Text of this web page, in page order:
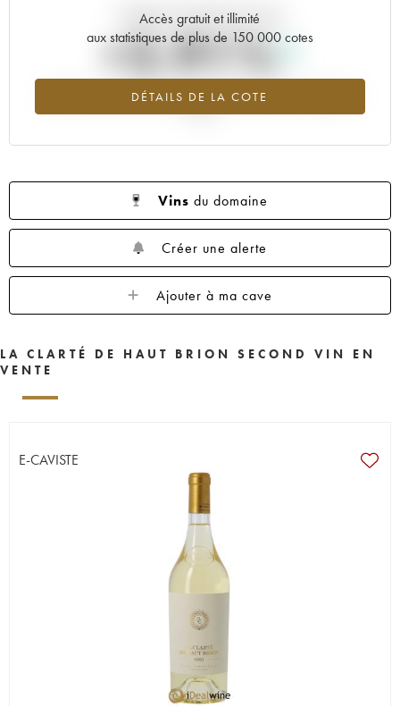
Accès gratuit et illimité
aux statistiques de plus de 150 000 cotes
DÉTAILS DE LA COTE
Tendance actuelle de la cote
+2.91%
Tendance à la hausse du millésime 2009 en 2026 par rapport à
Vins du domaine
Créer une alerte
Ajouter à ma cave
LA CLARTÉ DE HAUT BRION SECOND VIN EN
VENTE
E-CAVISTE